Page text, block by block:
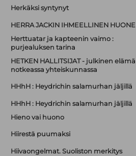
Herkäksi syntynyt
HERRA JACKIN IHMEELLINEN HUONE
Herttuatar ja kapteenin vaimo :
purjealuksen tarina
HETKEN HALLITSIJAT - julkinen elämä
notkeassa yhteiskunnassa
HHhH : Heydrichin salamurhan jäljillä
HHhH : Heydrichin salamurhan jäljillä
Hieno vai huono
Hiirestä puumaksi
Hiivaongelmat. Suoliston merkitys